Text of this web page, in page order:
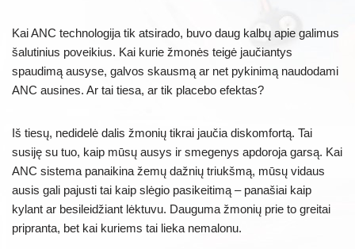
Kai ANC technologija tik atsirado, buvo daug kalbų apie galimus
šalutinius poveikius. Kai kurie žmonės teigė jaučiantys
spaudimą ausyse, galvos skausmą ar net pykinimą naudodami
ANC ausines. Ar tai tiesa, ar tik placebo efektas?
Iš tiesų, nedidelė dalis žmonių tikrai jaučia diskomfortą. Tai
susiję su tuo, kaip mūsų ausys ir smegenys apdoroja garsą. Kai
ANC sistema panaikina žemų dažnių triukšmą, mūsų vidaus
ausis gali pajusti tai kaip slėgio pasikeitimą – panašiai kaip
kylant ar besileidžiant lėktuvu. Dauguma žmonių prie to greitai
pripranta, bet kai kuriems tai lieka nemalonu.